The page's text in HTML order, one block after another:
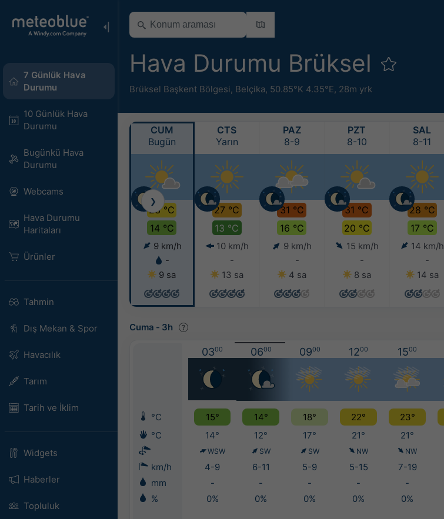
7 Günlük Hava
Durumu
10 Günlük Hava
Durumu
Bugünkü Hava
Durumu
Webcams
Hava Durumu
Haritaları​
Ürünler
Tahmin
Dış Mekan & Spor
Havacılık
Tarım
Tarih ve İklim
Widgets
Haberler
Topluluk
Hava Durumu Brüksel
Brüksel Başkent Bölgesi, Belçika, 50.85°K 4.35°E, 28m yrk
CUM
Bugün
23 °C
14 °C
9 km/h
-
9 sa
CTS
Yarın
27 °C
13 °C
10 km/h
-
13 sa
PAZ
8-9
31 °C
16 °C
9 km/h
-
4 sa
PZT
8-10
31 °C
20 °C
15 km/h
-
8 sa
SAL
8-11
28 °C
17 °C
14 km/h
-
14 sa
❯
Cuma - 3h
0300 0600 0900 1200 1500
°C 15° 14° 18° 22° 23°
°C
14° 12° 17° 21° 21°
WSW SW SW NW NW
km/h 4-9 6-11 5-9 5-15 7-19
mm
- - - - -
%
0% 0% 0% 0% 0%